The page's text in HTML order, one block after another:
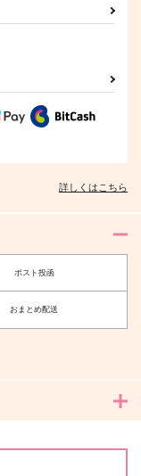
cherry?
おてんば
専売 629円（税込）
碧棺左馬刻×山田一郎
サンプル
カート
詳しくはこちら
ポスト投函
おまとめ配送